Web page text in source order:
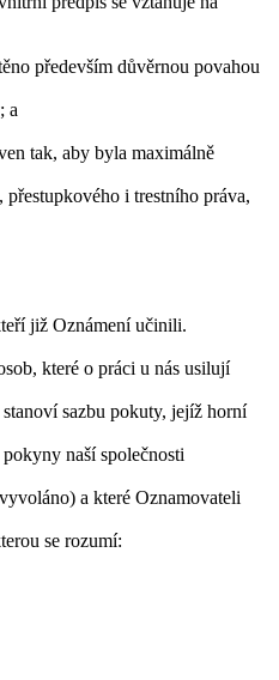
především důvěrnou povahou
a
tak, aby byla maximálně
i trestního práva,
již Oznámení učinili.
které o práci u nás usilují
sazbu pokuty, jejíž horní
naší společnosti
a které Oznamovateli
se rozumí: